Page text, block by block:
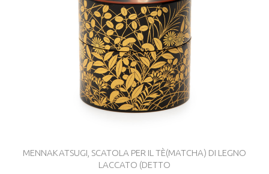
MENNAKATSUGI, SCATOLA PER IL TÈ(MATCHA) DI LEGNO
LACCATO (DETTO